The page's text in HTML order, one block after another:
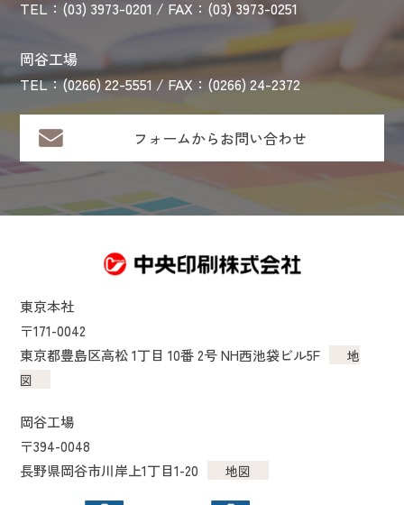
TEL：(03) 3973-0201 / FAX：(03) 3973-0251
岡谷工場
TEL：(0266) 22-5551 / FAX：(0266) 24-2372
フォームからお問い合わせ
東京本社
〒171-0042
東京都豊島区高松 1丁目 10番 2号 NH西池袋ビル5F
地
図
岡谷工場
〒394-0048
長野県岡谷市川岸上1丁目1-20
地図